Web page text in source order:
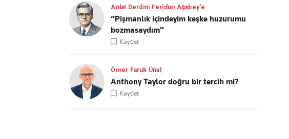
Anlat Derdini Feridun Ağabey'e
“Pişmanlık içindeyim keşke huzurumu
bozmasaydım”
Kaydet
Ömer Faruk Ünal
Anthony Taylor doğru bir tercih mi?
Kaydet